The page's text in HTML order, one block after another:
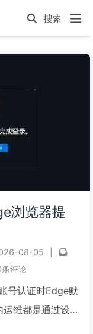
浏览器提
08-05
条评论
号认证时Edge默
维都是通过设